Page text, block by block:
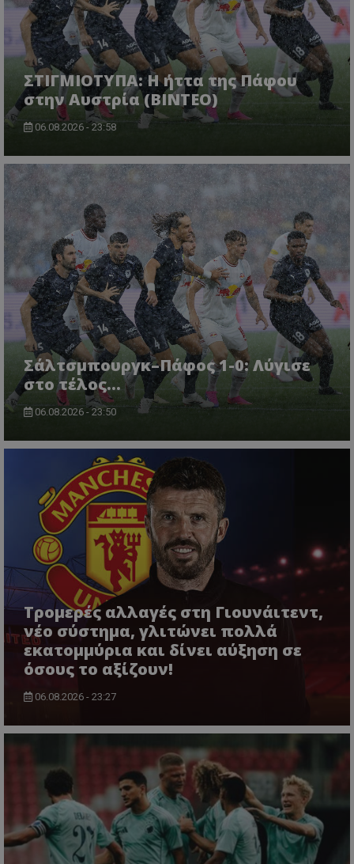
ΣΤΙΓΜΙΟΤΥΠΑ: Η ήττα της Πάφου
στην Αυστρία (ΒΙΝΤΕΟ)
06.08.2026 - 23:58
Σάλτσμπουργκ–Πάφος 1-0: Λύγισε
στο τέλος...
06.08.2026 - 23:50
Τρομερές αλλαγές στη Γιουνάιτεντ,
νέο σύστημα, γλιτώνει πολλά
εκατομμύρια και δίνει αύξηση σε
όσους το αξίζουν!
06.08.2026 - 23:27